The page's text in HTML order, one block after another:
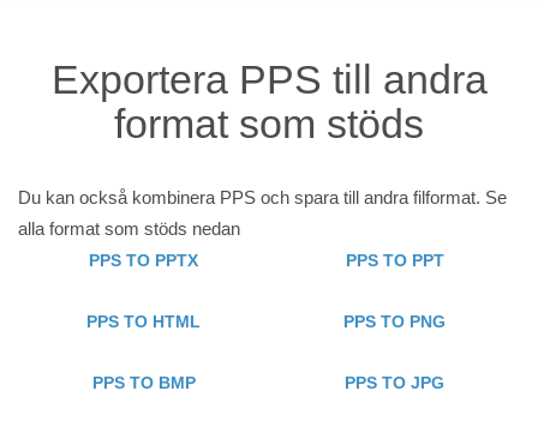
Exportera PPS till andra
format som stöds
Du kan också kombinera PPS och spara till andra filformat. Se
alla format som stöds nedan
PPS TO PPTX PPS TO PPT
PPS TO HTML PPS TO PNG
PPS TO BMP PPS TO JPG